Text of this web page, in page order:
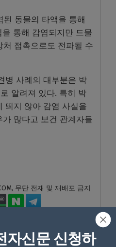
된 동물의 타액을 통해
통해 감염되지만 드물
처 접촉으로도 전파될 수
병 사례의 대부분은 박
알려져 있다. 특히 박
띄지 않아 감염 사실을
많다고 보건 관계자들
무단 전재 및 재배포 금지
자신문 신청하